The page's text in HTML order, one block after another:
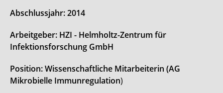
Abschlussjahr: 2014
Arbeitgeber: HZI - Helmholtz-Zentrum für
Infektionsforschung GmbH
Position: Wissenschaftliche Mitarbeiterin (AG
Mikrobielle Immunregulation)